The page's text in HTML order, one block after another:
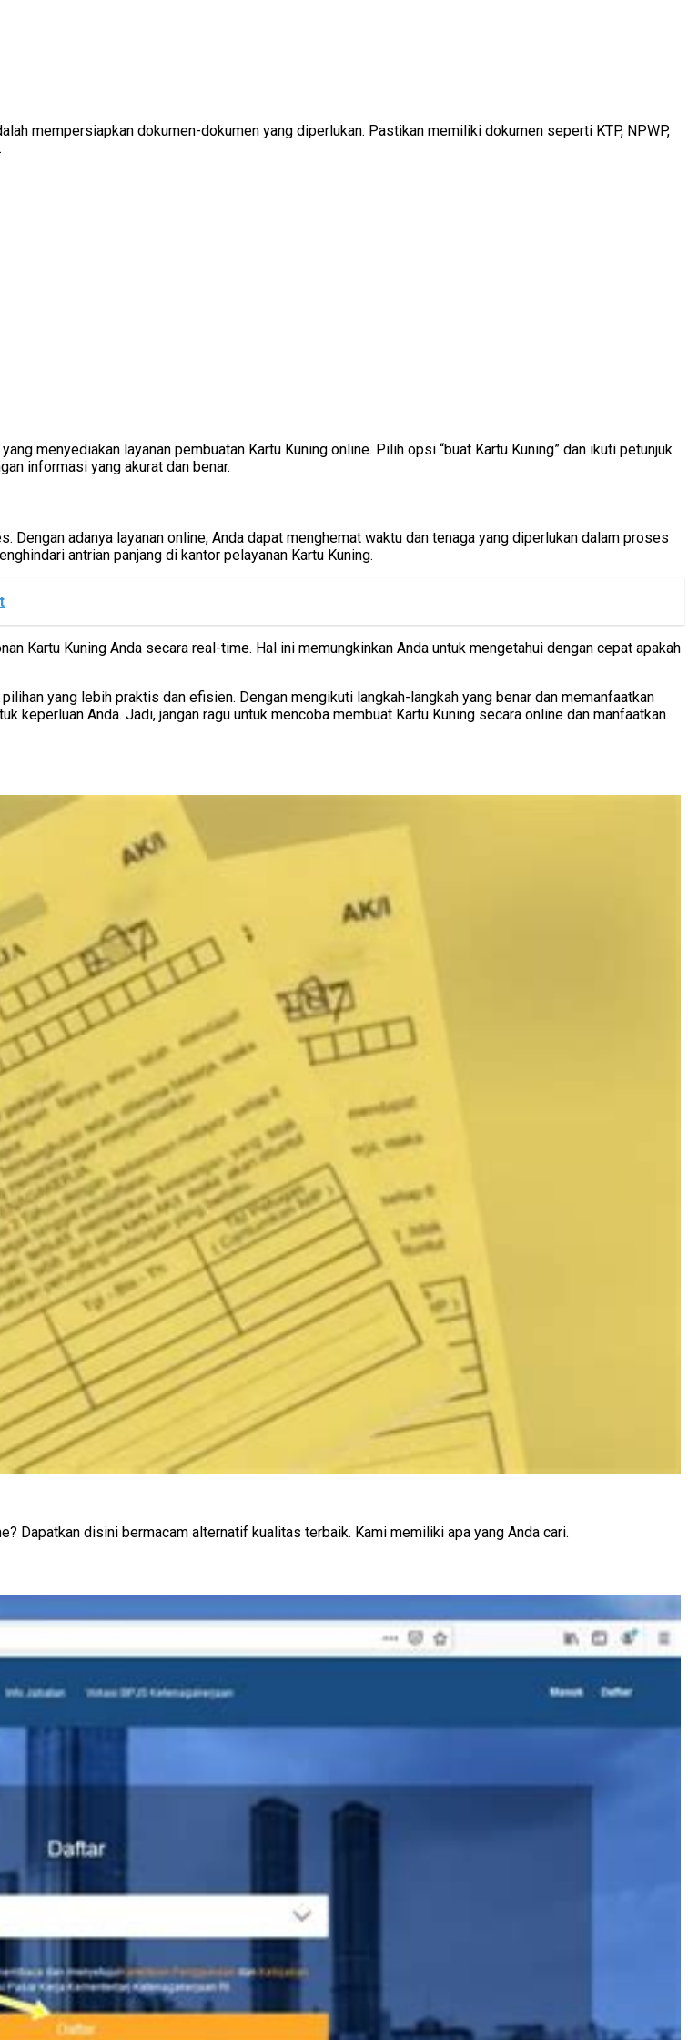
mempersiapkan dokumen-dokumen yang diperlukan. Pastikan memiliki dokumen seperti KTP, NPWP,
menyediakan layanan pembuatan Kartu Kuning online. Pilih opsi “buat Kartu Kuning” dan ikuti petunjuk
informasi yang akurat dan benar.
Dengan adanya layanan online, Anda dapat menghemat waktu dan tenaga yang diperlukan dalam proses
antrian panjang di kantor pelayanan Kartu Kuning.
Kartu Kuning Anda secara real-time. Hal ini memungkinkan Anda untuk mengetahui dengan cepat apakah
yang lebih praktis dan efisien. Dengan mengikuti langkah-langkah yang benar dan memanfaatkan
keperluan Anda. Jadi, jangan ragu untuk mencoba membuat Kartu Kuning secara online dan manfaatkan
Dapatkan disini bermacam alternatif kualitas terbaik. Kami memiliki apa yang Anda cari.